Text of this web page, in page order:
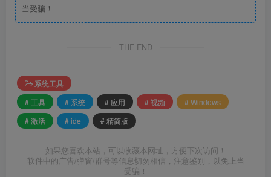
当受骗！
THE END
系统工具
# 工具
# 系统 # 应用 # 视频
# Windows
# 激活
# ide # 精简版
如果您喜欢本站，可以收藏本网址，方便下次访问！
软件中的广告/弹窗/群号等信息切勿相信，注意鉴别，以免上当
受骗！